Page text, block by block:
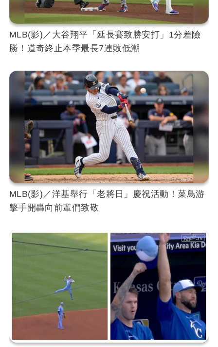
MLB(影)／大谷翔平「延長賽致勝安打」1分差險
勝！道奇終止本季最長7連敗低潮
MLB(影)／洋基舉行「老將日」慶祝活動！菜鳥游
擊手開轟向前輩們致敬